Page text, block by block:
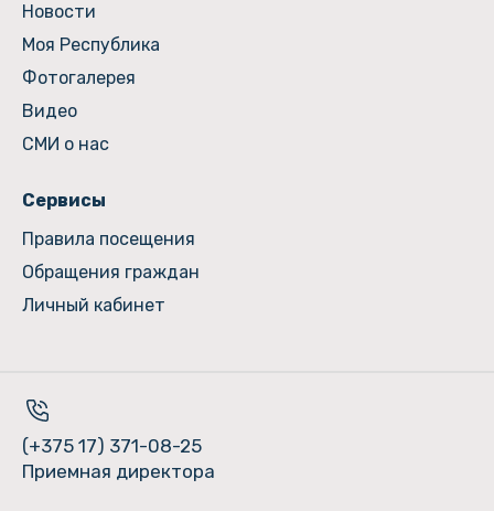
Новости
Моя Республика
Фотогалерея
Видео
СМИ о нас
Сервисы
Правила посещения
Обращения граждан
Личный кабинет
(+375 17) 371-08-25
Приемная директора